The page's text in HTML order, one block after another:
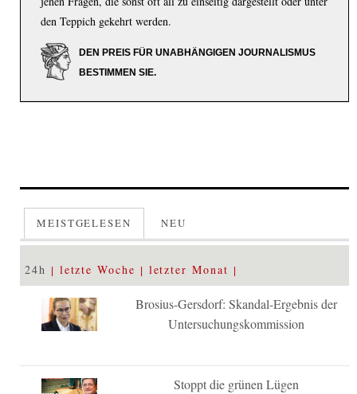
den Teppich gekehrt werden.
DEN PREIS FÜR UNABHÄNGIGEN JOURNALISMUS
BESTIMMEN SIE.
MEISTGELESEN NEU
24h letzte Woche letzter Monat
Brosius-Gersdorf: Skandal-Ergebnis der
Untersuchungskommission
Stoppt die grünen Lügen